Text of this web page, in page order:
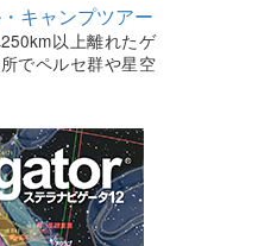
キャンプツアー
以上離れたゲ
でペルセ群や星空